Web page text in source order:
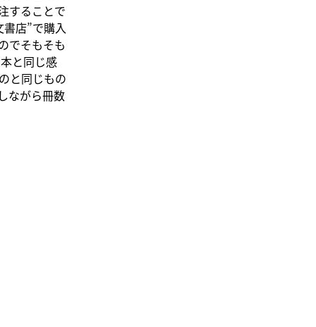
することで
店”で購入
でそもそも
と同じ感
と同じもの
ながら冊数